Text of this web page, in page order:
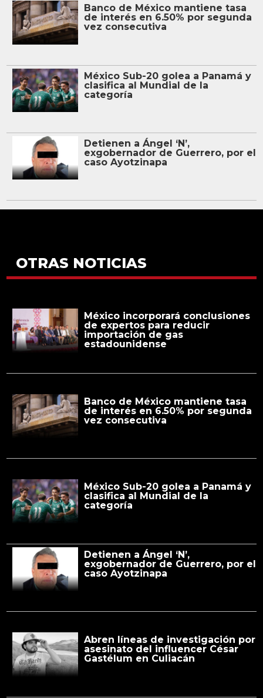
Banco de México mantiene tasa
de interés en 6.50% por segunda
vez consecutiva
México Sub-20 golea a Panamá y
clasifica al Mundial de la
categoría
Detienen a Ángel ‘N’,
exgobernador de Guerrero, por el
caso Ayotzinapa
OTRAS NOTICIAS
México incorporará conclusiones
de expertos para reducir
importación de gas
estadounidense
Banco de México mantiene tasa
de interés en 6.50% por segunda
vez consecutiva
México Sub-20 golea a Panamá y
clasifica al Mundial de la
categoría
Detienen a Ángel ‘N’,
exgobernador de Guerrero, por el
caso Ayotzinapa
Abren líneas de investigación por
asesinato del influencer César
Gastélum en Culiacán